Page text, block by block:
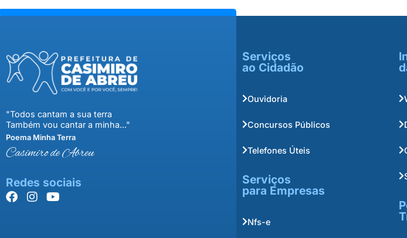
"Todos cantam a sua terra
Também vou cantar a minha..."
Poema Minha Terra
Casimiro de Abreu
Redes sociais
Serviços
ao Cidadão
Ouvidoria
Concursos Públicos
Telefones Úteis
Serviços
para Empresas
Nfs-e